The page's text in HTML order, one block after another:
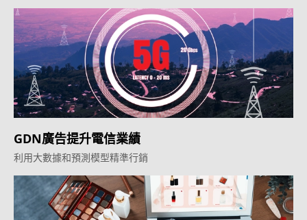
GDN廣告提升電信業績
利用大數據和預測模型精準行銷